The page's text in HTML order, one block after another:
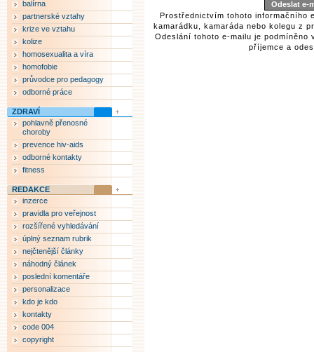
Prostřednictvím tohoto informačního
kamarádku, kamaráda nebo kolegu z
Odeslání tohoto e-mailu je podmíněno
příjemce a
balírna
partnerské vztahy
krize ve vztahu
kolize
homosexualita a víra
homofobie
průvodce pro pedagogy
odborné práce
ZDRAVÍ
pohlavně přenosné
choroby
prevence hiv-aids
odborné kontakty
fitness
REDAKCE
inzerce
pravidla pro veřejnost
rozšířené vyhledávání
úplný seznam rubrik
nejčtenější články
náhodný článek
poslední komentáře
personalizace
kdo je kdo
kontakty
code 004
copyright